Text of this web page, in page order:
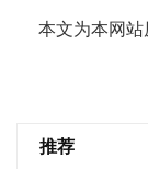
本文为本网站
推荐